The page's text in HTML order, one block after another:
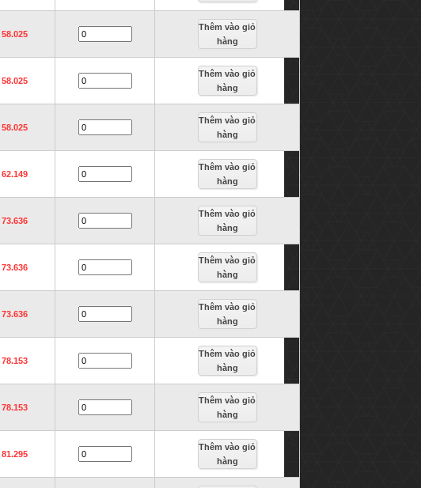
58.025
Thêm vào giỏ
hàng
58.025
Thêm vào giỏ
hàng
58.025
Thêm vào giỏ
hàng
62.149
Thêm vào giỏ
hàng
73.636
Thêm vào giỏ
hàng
73.636
Thêm vào giỏ
hàng
73.636
Thêm vào giỏ
hàng
78.153
Thêm vào giỏ
hàng
78.153
Thêm vào giỏ
hàng
81.295
Thêm vào giỏ
hàng